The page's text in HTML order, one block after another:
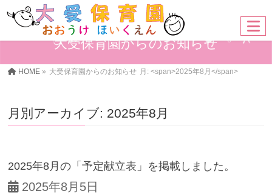
大受保育園からのお知らせ
HOME » 大受保育園からのお知らせ 月: <span>2025年8月</span>
月別アーカイブ: 2025年8月
2025年8月の「予定献立表」を掲載しました。
2025年8月5日